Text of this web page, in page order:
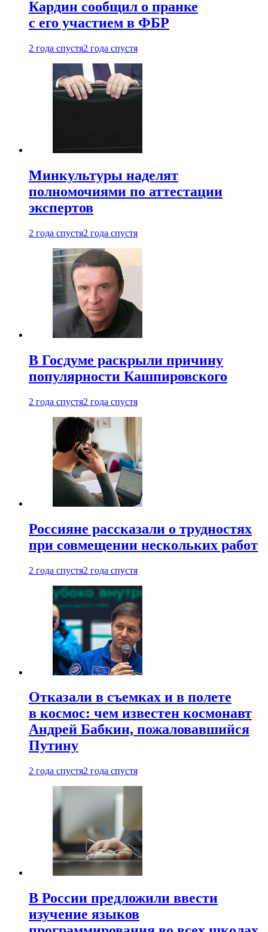
Кардин сообщил о пранке
с его участием в ФБР
2 года спустя2 года спустя
Минкультуры наделят
полномочиями по аттестации
экспертов
2 года спустя2 года спустя
В Госдуме раскрыли причину
популярности Кашпировского
2 года спустя2 года спустя
Россияне рассказали о трудностях
при совмещении нескольких работ
2 года спустя2 года спустя
Отказали в съемках и в полете
в космос: чем известен космонавт
Андрей Бабкин, пожаловавшийся
Путину
2 года спустя2 года спустя
В России предложили ввести
изучение языков